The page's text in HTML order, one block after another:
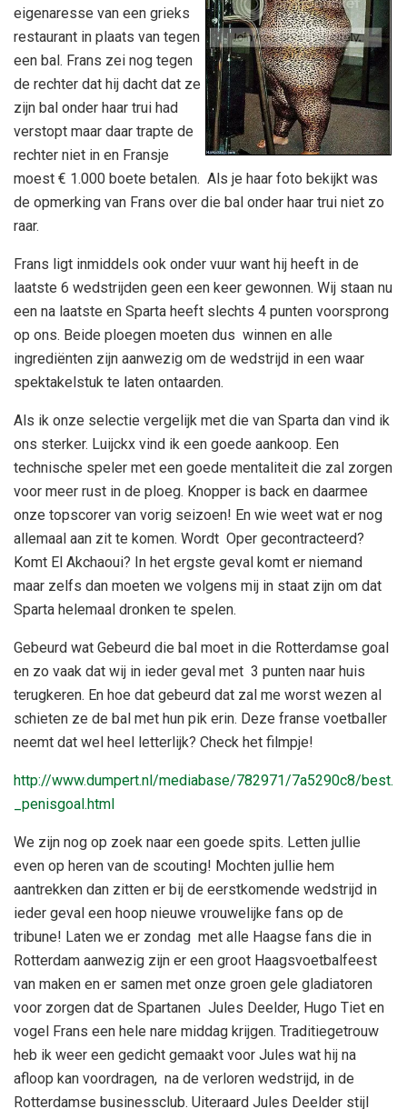
eigenaresse van een grieks
restaurant in plaats van tegen
een bal. Frans zei nog tegen
de rechter dat hij dacht dat ze
zijn bal onder haar trui had
verstopt maar daar trapte de
rechter niet in en Fransje
moest € 1.000 boete betalen. Als je haar foto bekijkt was
de opmerking van Frans over die bal onder haar trui niet zo
raar.
Frans ligt inmiddels ook onder vuur want hij heeft in de
laatste 6 wedstrijden geen een keer gewonnen. Wij staan nu
een na laatste en Sparta heeft slechts 4 punten voorsprong
op ons. Beide ploegen moeten dus winnen en alle
ingrediënten zijn aanwezig om de wedstrijd in een waar
spektakelstuk te laten ontaarden.
Als ik onze selectie vergelijk met die van Sparta dan vind ik
ons sterker. Luijckx vind ik een goede aankoop. Een
technische speler met een goede mentaliteit die zal zorgen
voor meer rust in de ploeg. Knopper is back en daarmee
onze topscorer van vorig seizoen! En wie weet wat er nog
allemaal aan zit te komen. Wordt Oper gecontracteerd?
Komt El Akchaoui? In het ergste geval komt er niemand
maar zelfs dan moeten we volgens mij in staat zijn om dat
Sparta helemaal dronken te spelen.
Gebeurd wat Gebeurd die bal moet in die Rotterdamse goal
en zo vaak dat wij in ieder geval met 3 punten naar huis
terugkeren. En hoe dat gebeurd dat zal me worst wezen al
schieten ze de bal met hun pik erin. Deze franse voetballer
neemt dat wel heel letterlijk? Check het filmpje!
http://www.dumpert.nl/mediabase/782971/7a5290c8/best.
_penisgoal.html
We zijn nog op zoek naar een goede spits. Letten jullie
even op heren van de scouting! Mochten jullie hem
aantrekken dan zitten er bij de eerstkomende wedstrijd in
ieder geval een hoop nieuwe vrouwelijke fans op de
tribune! Laten we er zondag met alle Haagse fans die in
Rotterdam aanwezig zijn er een groot Haagsvoetbalfeest
van maken en er samen met onze groen gele gladiatoren
voor zorgen dat de Spartanen Jules Deelder, Hugo Tiet en
vogel Frans een hele nare middag krijgen. Traditiegetrouw
heb ik weer een gedicht gemaakt voor Jules wat hij na
afloop kan voordragen, na de verloren wedstrijd, in de
Rotterdamse businessclub. Uiteraard Jules Deelder stijl